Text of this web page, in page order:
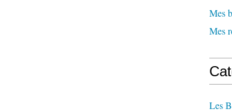
Mes
Mes
Les